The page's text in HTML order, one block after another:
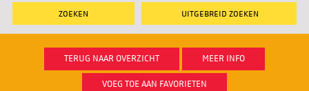
UITGEBREID ZOEKEN
TERUG NAAR OVERZICHT MEER INFO
VOEG TOE AAN FAVORIETEN